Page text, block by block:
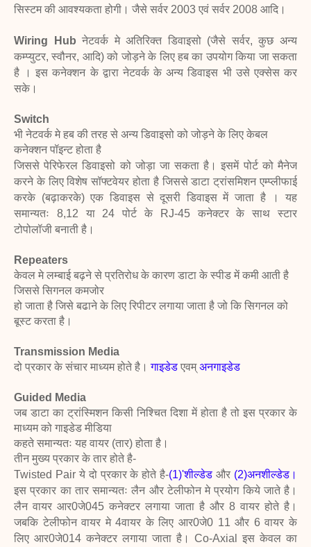
सिस्टम की आवश्यकता होगी। जैसे सर्वर 2003 एवं सर्वर 2008 आदि।
Wiring Hub नेटवर्क मे अतिरिक्त डिवाइसो (जैसे सर्वर, कुछ अन्य
कम्प्युटर, स्वौनर, आदि) को जोड़ने के लिए हब का उपयोग किया जा सकता
है । इस कनेक्शन के द्वारा नेटवर्क के अन्य डिवाइस भी उसे एक्सेस कर
सके।
Switch
भी नेटवर्क मे हब की तरह से अन्य डिवाइसो को जोड़ने के लिए केबल
कनेक्शन पॉइन्ट होता है
जिससे पेरिफेरल डिवाइसो को जोड़ा जा सकता है। इसमें पोर्ट को मैनेज
करने के लिए विशेषसॉफ्टवेयर होता है जिससे डाटा ट्रांसमिशन एम्प्लीफाई
करके (बढ़ाकरके) एक डिवाइस से दूसरी डिवाइस में जाता है । यह
समान्यतः 8,12 या 24 पोर्ट के RJ-45 कनेक्टर के साथ स्टार
टोपोलॉजी बनाती है।
Repeaters
केवल मे लम्बाई बढ़ने से प्रतिरोध के कारण डाटा के स्पीड में कमी आती है
जिससे सिगनल कमजोर
हो जाता है जिसे बढाने के लिए रिपीटर लगाया जाता है जो कि सिगनल को
बूस्ट करता है।
Transmission Media
दो प्रकार के संचार माध्यम होते है। गाइडेड एवम्अनगाइडेड
Guided Media
जब डाटा का ट्रांस्मिशन किसी निश्चित दिशा में होता है तो इस प्रकार के
माध्यम को गाइडेड मीडिया
कहते समान्यतः यह वायर (तार) होता है।
तीन मुख्य प्रकार के तार होते है-
Twisted Pair ये दो प्रकार के होते है-(1)'शील्डेड और (2)अनशील्डेड।
इस प्रकार का तार समान्यतः लैन और टेलीफोन मे प्रयोग किये जाते है।
लैन वायर आर0जे045 कनेक्टर लगाया जाता है और 8 वायर होते है।
जबकि टेलीफोन वायर मे 4वायर के लिए आर0जे0 11 और 6 वायर के
लिए आर0जे014 कनेक्टर लगाया जाता है। Co-Axial इस केवल का